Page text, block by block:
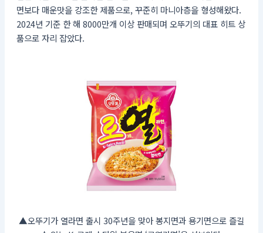
면보다 매운맛을 강조한 제품으로, 꾸준히 마니아층을 형성해왔다.
2024년 기준 한 해 8000만개 이상 판매되며 오뚜기의 대표 히트 상
품으로 자리 잡았다.
▲오뚜기가 열라면 출시 30주년을 맞아 봉지면과 용기면으로 즐길